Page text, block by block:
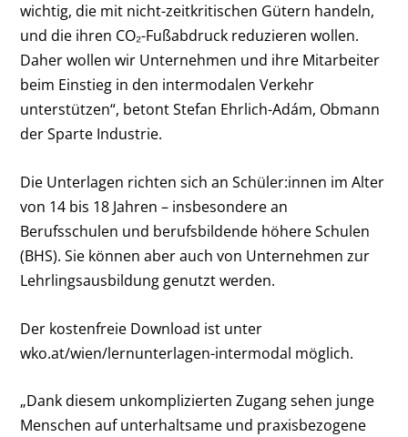
wichtig, die mit nicht-zeitkritischen Gütern handeln,
und die ihren CO₂-Fußabdruck reduzieren wollen.
Daher wollen wir Unternehmen und ihre Mitarbeiter
beim Einstieg in den intermodalen Verkehr
unterstützen“, betont Stefan Ehrlich-Adám, Obmann
der Sparte Industrie.
Die Unterlagen richten sich an Schüler:innen im Alter
von 14 bis 18 Jahren – insbesondere an
Berufsschulen und berufsbildende höhere Schulen
(BHS). Sie können aber auch von Unternehmen zur
Lehrlingsausbildung genutzt werden.
Der kostenfreie Download ist unter
wko.at/wien/lernunterlagen-intermodal möglich.
„Dank diesem unkomplizierten Zugang sehen junge
Menschen auf unterhaltsame und praxisbezogene